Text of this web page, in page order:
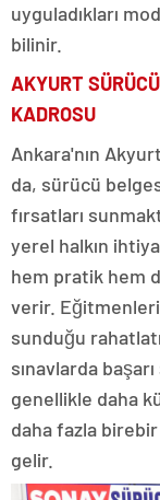
uyguladıkları
bilinir.
AKYURT
KADROSU
Ankara'nın
da, sürücü
fırsatları
yerel halkın
hem pratik hem
verir.
sunduğu
sınavlarda
genellikle daha
daha fazla
gelir.